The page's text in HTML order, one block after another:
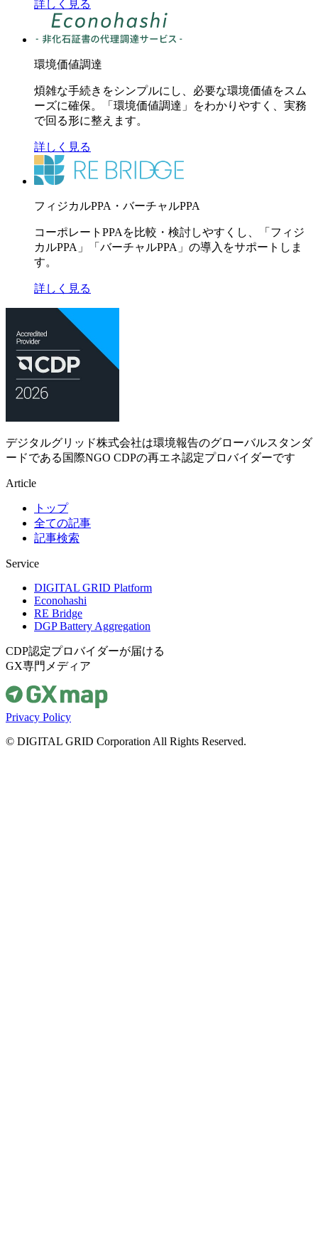
詳しく見る
環境価値調達
煩雑な手続きをシンプルにし、必要な環境価値をスム
ーズに確保。「環境価値調達」をわかりやすく、実務
で回る形に整えます。
詳しく見る
フィジカルPPA・バーチャルPPA
コーポレートPPAを比較・検討しやすくし、「フィジ
カルPPA」「バーチャルPPA」の導入をサポートしま
す。
詳しく見る
デジタルグリッド株式会社は環境報告のグローバルスタンダ
ードである国際NGO CDPの再エネ認定プロバイダーです
Article
トップ
全ての記事
記事検索
Service
DIGITAL GRID Platform
Econohashi
RE Bridge
DGP Battery Aggregation
CDP認定プロバイダーが届ける
GX専門メディア
Privacy Policy
© DIGITAL GRID Corporation All Rights Reserved.